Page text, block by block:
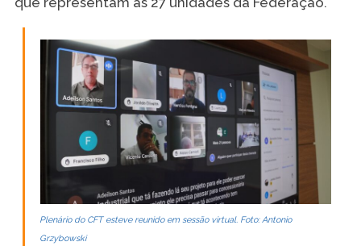
Plenário do CFT esteve reunido em sessão virtual. Foto: Antonio
Grzybowski